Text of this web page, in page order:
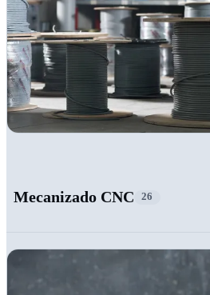
Mecanizado CNC 26